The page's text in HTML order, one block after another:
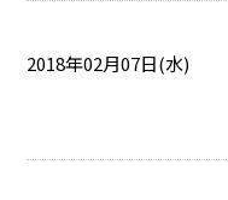
2018年02月07日(水)